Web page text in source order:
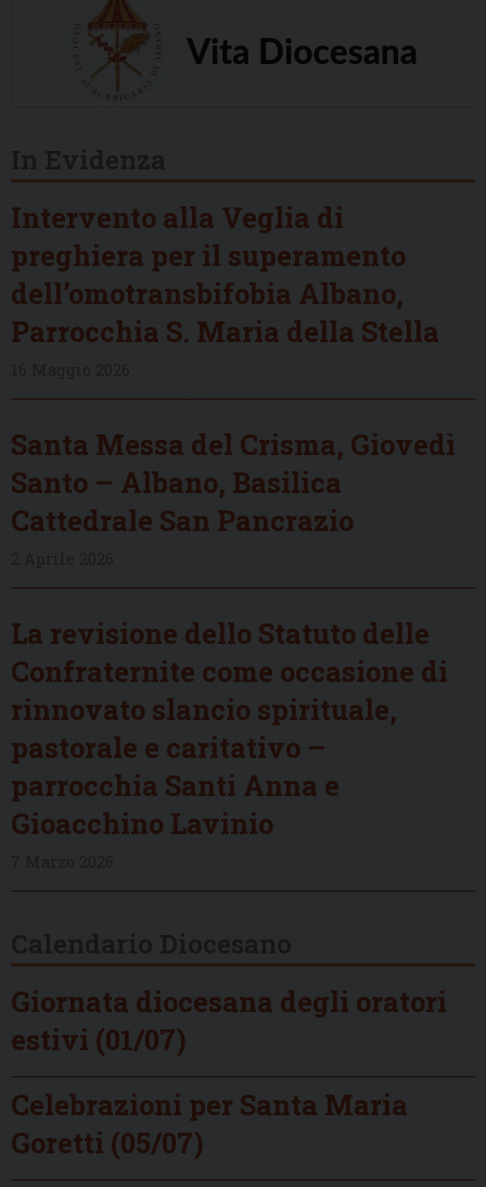
Intervento alla Veglia di
preghiera per il superamento
dell’omotransbifobia Albano,
Parrocchia S. Maria della Stella
Santa Messa del Crisma, Giovedì
Santo – Albano, Basilica
Cattedrale San Pancrazio
La revisione dello Statuto delle
Confraternite come occasione di
rinnovato slancio spirituale,
pastorale e caritativo –
parrocchia Santi Anna e
Gioacchino Lavinio
Giornata diocesana degli oratori
estivi (01/07)
Celebrazioni per Santa Maria
Goretti (05/07)